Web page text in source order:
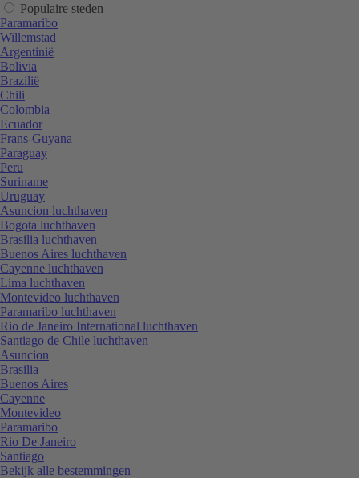
Populaire steden
Paramaribo
Willemstad
Argentinië
Bolivia
Brazilië
Chili
Colombia
Ecuador
Frans-Guyana
Paraguay
Peru
Suriname
Uruguay
Asuncion luchthaven
Bogota luchthaven
Brasilia luchthaven
Buenos Aires luchthaven
Cayenne luchthaven
Lima luchthaven
Montevideo luchthaven
Paramaribo luchthaven
Rio de Janeiro International luchthaven
Santiago de Chile luchthaven
Asuncion
Brasilia
Buenos Aires
Cayenne
Montevideo
Paramaribo
Rio De Janeiro
Santiago
Bekijk alle bestemmingen